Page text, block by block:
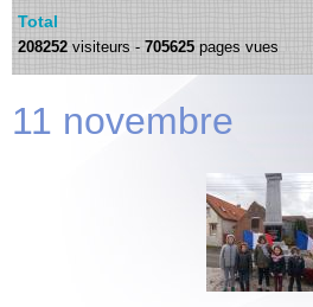
Total
208252 visiteurs - 705625 pages vues
11 novembre